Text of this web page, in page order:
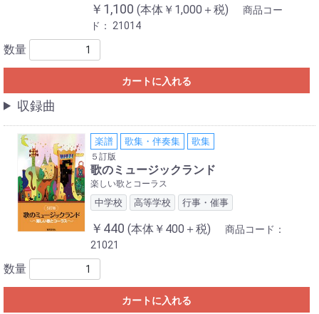
￥1,100 (本体￥1,000＋税)
商品コー
ド： 21014
数量
カートに入れる
収録曲
楽譜 歌集・伴奏集 歌集
５訂版
歌のミュージックランド
楽しい歌とコーラス
中学校 高等学校 行事・催事
￥440 (本体￥400＋税)
商品コード：
21021
数量
カートに入れる